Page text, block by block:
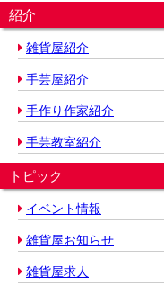
紹介
雑貨屋紹介
手芸屋紹介
手作り作家紹介
手芸教室紹介
トピック
イベント情報
雑貨屋お知らせ
雑貨屋求人